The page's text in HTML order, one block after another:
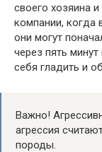
своего хозяина
компании, когда
они могут
через пять
себя гладить и
Важно!
агрессия
породы.